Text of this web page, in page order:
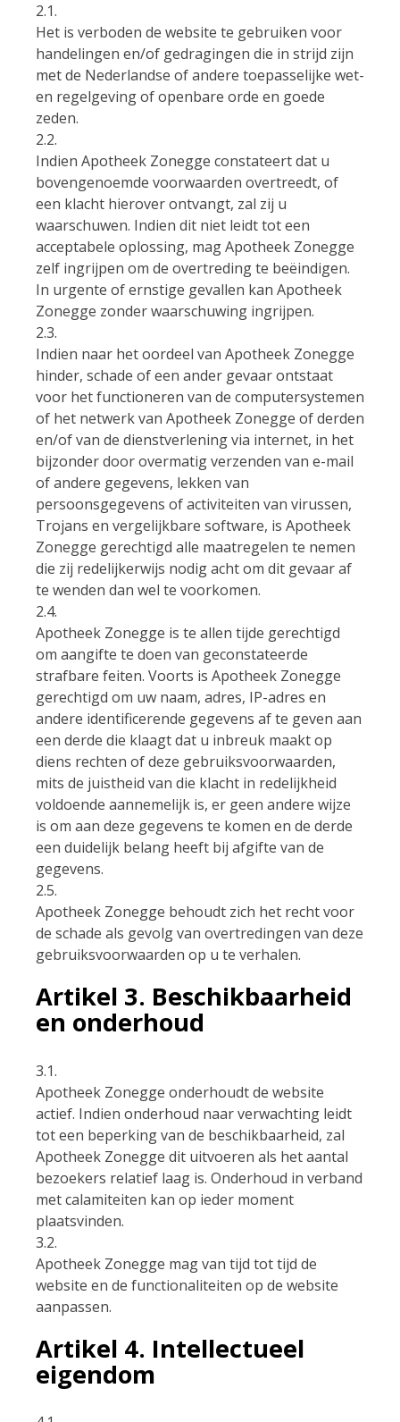
2.1.
Het is verboden de website te gebruiken voor
handelingen en/of gedragingen die in strijd zijn
met de Nederlandse of andere toepasselijke wet-
en regelgeving of openbare orde en goede
zeden.
2.2.
Indien Apotheek Zonegge constateert dat u
bovengenoemde voorwaarden overtreedt, of
een klacht hierover ontvangt, zal zij u
waarschuwen. Indien dit niet leidt tot een
acceptabele oplossing, mag Apotheek Zonegge
zelf ingrijpen om de overtreding te beëindigen.
In urgente of ernstige gevallen kan Apotheek
Zonegge zonder waarschuwing ingrijpen.
2.3.
Indien naar het oordeel van Apotheek Zonegge
hinder, schade of een ander gevaar ontstaat
voor het functioneren van de computersystemen
of het netwerk van Apotheek Zonegge of derden
en/of van de dienstverlening via internet, in het
bijzonder door overmatig verzenden van e-mail
of andere gegevens, lekken van
persoonsgegevens of activiteiten van virussen,
Trojans en vergelijkbare software, is Apotheek
Zonegge gerechtigd alle maatregelen te nemen
die zij redelijkerwijs nodig acht om dit gevaar af
te wenden dan wel te voorkomen.
2.4.
Apotheek Zonegge is te allen tijde gerechtigd
om aangifte te doen van geconstateerde
strafbare feiten. Voorts is Apotheek Zonegge
gerechtigd om uw naam, adres, IP-adres en
andere identificerende gegevens af te geven aan
een derde die klaagt dat u inbreuk maakt op
diens rechten of deze gebruiksvoorwaarden,
mits de juistheid van die klacht in redelijkheid
voldoende aannemelijk is, er geen andere wijze
is om aan deze gegevens te komen en de derde
een duidelijk belang heeft bij afgifte van de
gegevens.
2.5.
Apotheek Zonegge behoudt zich het recht voor
de schade als gevolg van overtredingen van deze
gebruiksvoorwaarden op u te verhalen.
Artikel 3. Beschikbaarheid
en onderhoud
3.1.
Apotheek Zonegge onderhoudt de website
actief. Indien onderhoud naar verwachting leidt
tot een beperking van de beschikbaarheid, zal
Apotheek Zonegge dit uitvoeren als het aantal
bezoekers relatief laag is. Onderhoud in verband
met calamiteiten kan op ieder moment
plaatsvinden.
3.2.
Apotheek Zonegge mag van tijd tot tijd de
website en de functionaliteiten op de website
aanpassen.
Artikel 4. Intellectueel
eigendom